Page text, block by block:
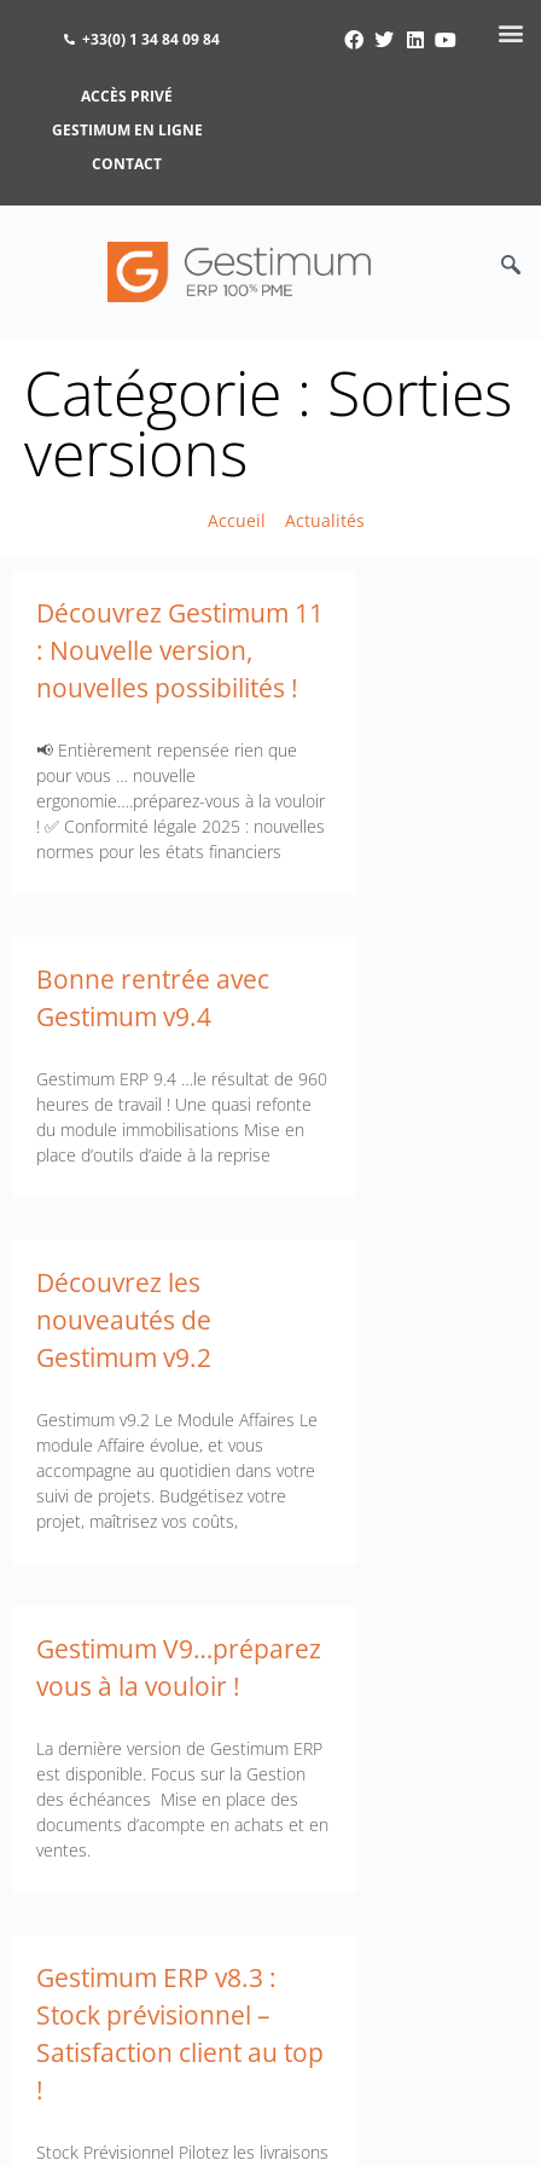
ACCÈS PRIVÉ
GESTIMUM EN LIGNE
CONTACT
+33(0) 1 34 84 09 84
Catégorie : Sorties
versions
Accueil Actualités
Découvrez Gestimum 11
: Nouvelle version,
nouvelles possibilités !
📢 Entièrement repensée rien que
pour vous … nouvelle
ergonomie….préparez-vous à la vouloir
! ✅ Conformité légale 2025 : nouvelles
normes pour les états financiers
Bonne rentrée avec
Gestimum v9.4
Gestimum ERP 9.4 …le résultat de 960
heures de travail ! Une quasi refonte
du module immobilisations Mise en
place d’outils d’aide à la reprise
Découvrez les
nouveautés de
Gestimum v9.2
Gestimum v9.2 Le Module Affaires Le
module Affaire évolue, et vous
accompagne au quotidien dans votre
suivi de projets. Budgétisez votre
projet, maîtrisez vos coûts,
Gestimum V9…préparez
vous à la vouloir !
La dernière version de Gestimum ERP
est disponible. Focus sur la Gestion
des échéances Mise en place des
documents d’acompte en achats et en
ventes.
Gestimum ERP v8.3 :
Stock prévisionnel –
Satisfaction client au top
!
Stock Prévisionnel Pilotez les livraisons